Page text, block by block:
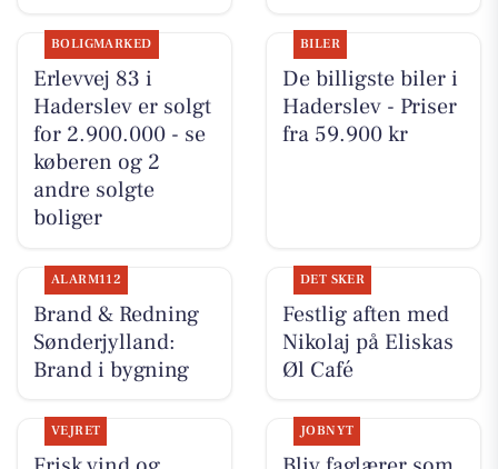
BOLIGMARKED
Erlevvej 83 i
Haderslev er solgt
for 2.900.000 - se
køberen og 2
andre solgte
boliger
BILER
De billigste biler i
Haderslev - Priser
fra 59.900 kr
ALARM112
Brand & Redning
Sønderjylland:
Brand i bygning
DET SKER
Festlig aften med
Nikolaj på Eliskas
Øl Café
VEJRET JOBNYT